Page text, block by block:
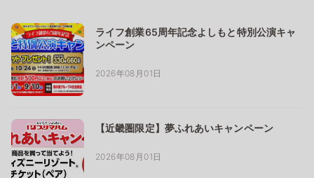
ライフ創業65周年記念よしもと特別公演キャ
ンペーン
2026年08月01日
【近畿圏限定】夢ふれあいキャンペーン
2026年08月01日